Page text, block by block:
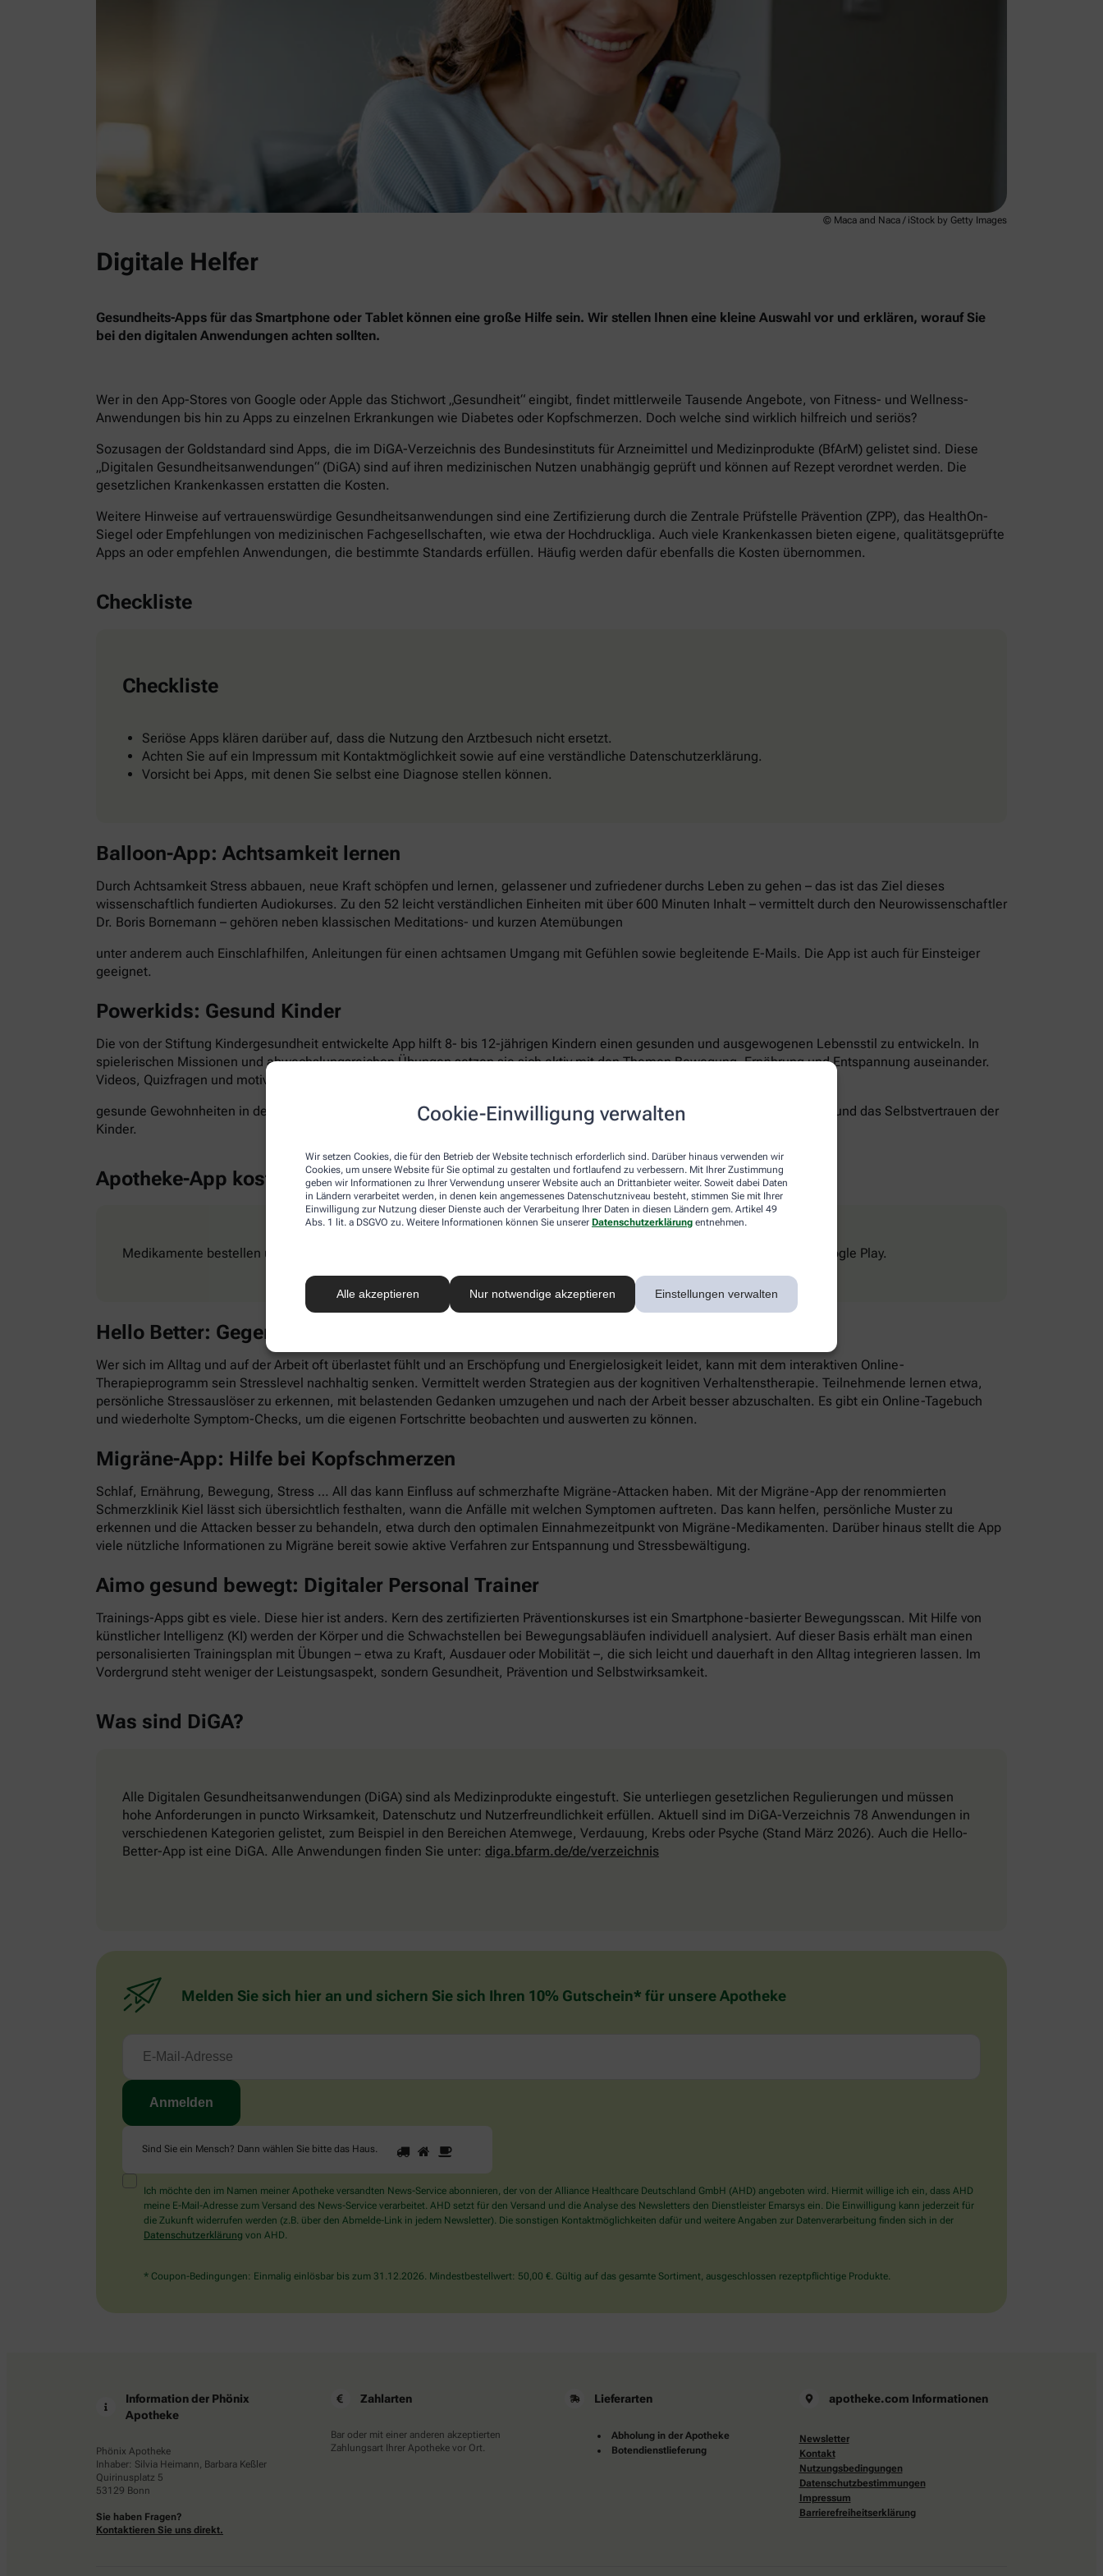
Cookie-Einwilligung verwalten
Wir setzen Cookies, die für den Betrieb der Website technisch erforderlich sind. Darüber hinaus verwenden wir
Cookies, um unsere Website für Sie optimal zu gestalten und fortlaufend zu verbessern. Mit Ihrer Zustimmung
geben wir Informationen zu Ihrer Verwendung unserer Website auch an Drittanbieter weiter. Soweit dabei Daten
in Ländern verarbeitet werden, in denen kein angemessenes Datenschutzniveau besteht, stimmen Sie mit Ihrer
Einwilligung zur Nutzung dieser Dienste auch der Verarbeitung Ihrer Daten in diesen Ländern gem. Artikel 49
Abs. 1 lit. a DSGVO zu. Weitere Informationen können Sie unserer Datenschutzerklärung entnehmen.
Alle akzeptieren Nur notwendige akzeptieren Einstellungen verwalten
© Maca and Naca / iStock by Getty Images
Digitale Helfer
Gesundheits-Apps für das Smartphone oder Tablet können eine große Hilfe sein. Wir stellen Ihnen eine kleine Auswahl vor und erklären, worauf Sie
bei den digitalen Anwendungen achten sollten.
Wer in den App-Stores von Google oder Apple das Stichwort „Gesundheit“ eingibt, findet mittlerweile Tausende Angebote, von Fitness- und Wellness-
Anwendungen bis hin zu Apps zu einzelnen Erkrankungen wie Diabetes oder Kopfschmerzen. Doch welche sind wirklich hilfreich und seriös?
Sozusagen der Goldstandard sind Apps, die im DiGA-Verzeichnis des Bundesinstituts für Arzneimittel und Medizinprodukte (BfArM) gelistet sind. Diese
„Digitalen Gesundheitsanwendungen“ (DiGA) sind auf ihren medizinischen Nutzen unabhängig geprüft und können auf Rezept verordnet werden. Die
gesetzlichen Krankenkassen erstatten die Kosten.
Weitere Hinweise auf vertrauenswürdige Gesundheitsanwendungen sind eine Zertifizierung durch die Zentrale Prüfstelle Prävention (ZPP), das HealthOn-
Siegel oder Empfehlungen von medizinischen Fachgesellschaften, wie etwa der Hochdruckliga. Auch viele Krankenkassen bieten eigene, qualitätsgeprüfte
Apps an oder empfehlen Anwendungen, die bestimmte Standards erfüllen. Häufig werden dafür ebenfalls die Kosten übernommen.
Checkliste
Checkliste
Seriöse Apps klären darüber auf, dass die Nutzung den Arztbesuch nicht ersetzt.
Achten Sie auf ein Impressum mit Kontaktmöglichkeit sowie auf eine verständliche Datenschutzerklärung.
Vorsicht bei Apps, mit denen Sie selbst eine Diagnose stellen können.
Balloon-App: Achtsamkeit lernen
Durch Achtsamkeit Stress abbauen, neue Kraft schöpfen und lernen, gelassener und zufriedener durchs Leben zu gehen – das ist das Ziel dieses
wissenschaftlich fundierten Audiokurses. Zu den 52 leicht verständlichen Einheiten mit über 600 Minuten Inhalt – vermittelt durch den Neurowissenschaftler
Dr. Boris Bornemann – gehören neben klassischen Meditations- und kurzen Atemübungen
unter anderem auch Einschlafhilfen, Anleitungen für einen achtsamen Umgang mit Gefühlen sowie begleitende E-Mails. Die App ist auch für Einsteiger
geeignet.
Powerkids: Gesund Kinder
Die von der Stiftung Kindergesundheit entwickelte App hilft 8- bis 12-jährigen Kindern einen gesunden und ausgewogenen Lebensstil zu entwickeln. In
spielerischen Missionen und abwechslungsreichen Übungen setzen sie sich aktiv mit den Themen Bewegung, Ernährung und Entspannung auseinander.
Videos, Quizfragen und motivierende Aufgaben laden dazu ein, Neues auszuprobieren und
gesunde Gewohnheiten in den Alltag zu integrieren. Gleichzeitig fördert die App die Selbstwahrnehmung, Eigenverantwortung und das Selbstvertrauen der
Kinder.
Apotheke-App kostenlos
Medikamente bestellen und Rezepte ganz einfach digital einlösen: Die apotheke.com-App gibt’s im App Store und bei Google Play.
Hello Better: Gegen Stress & Burnout
Wer sich im Alltag und auf der Arbeit oft überlastet fühlt und an Erschöpfung und Energielosigkeit leidet, kann mit dem interaktiven Online-
Therapieprogramm sein Stresslevel nachhaltig senken. Vermittelt werden Strategien aus der kognitiven Verhaltenstherapie. Teilnehmende lernen etwa,
persönliche Stressauslöser zu erkennen, mit belastenden Gedanken umzugehen und nach der Arbeit besser abzuschalten. Es gibt ein Online-Tagebuch
und wiederholte Symptom-Checks, um die eigenen Fortschritte beobachten und auswerten zu können.
Migräne-App: Hilfe bei Kopfschmerzen
Schlaf, Ernährung, Bewegung, Stress … All das kann Einfluss auf schmerzhafte Migräne-Attacken haben. Mit der Migräne-App der renommierten
Schmerzklinik Kiel lässt sich übersichtlich festhalten, wann die Anfälle mit welchen Symptomen auftreten. Das kann helfen, persönliche Muster zu
erkennen und die Attacken besser zu behandeln, etwa durch den optimalen Einnahmezeitpunkt von Migräne-Medikamenten. Darüber hinaus stellt die App
viele nützliche Informationen zu Migräne bereit sowie aktive Verfahren zur Entspannung und Stressbewältigung.
Aimo gesund bewegt: Digitaler Personal Trainer
Trainings-Apps gibt es viele. Diese hier ist anders. Kern des zertifizierten Präventionskurses ist ein Smartphone-basierter Bewegungsscan. Mit Hilfe von
künstlicher Intelligenz (KI) werden der Körper und die Schwachstellen bei Bewegungsabläufen individuell analysiert. Auf dieser Basis erhält man einen
personalisierten Trainingsplan mit Übungen – etwa zu Kraft, Ausdauer oder Mobilität –, die sich leicht und dauerhaft in den Alltag integrieren lassen. Im
Vordergrund steht weniger der Leistungsaspekt, sondern Gesundheit, Prävention und Selbstwirksamkeit.
Was sind DiGA?
Alle Digitalen Gesundheitsanwendungen (DiGA) sind als Medizinprodukte eingestuft. Sie unterliegen gesetzlichen Regulierungen und müssen
hohe Anforderungen in puncto Wirksamkeit, Datenschutz und Nutzerfreundlichkeit erfüllen. Aktuell sind im DiGA-Verzeichnis 78 Anwendungen in
verschiedenen Kategorien gelistet, zum Beispiel in den Bereichen Atemwege, Verdauung, Krebs oder Psyche (Stand März 2026). Auch die Hello-
Better-App ist eine DiGA. Alle Anwendungen finden Sie unter: diga.bfarm.de/de/verzeichnis
Melden Sie sich hier an und sichern Sie sich Ihren 10% Gutschein* für unsere Apotheke
Sind Sie ein Mensch? Dann wählen Sie bitte das Haus.
Sind
Sie
Mensch?
Dann
wählen
Haus.
1 2
Ich möchte den im Namen meiner Apotheke versandten News-Service abonnieren, der von der Alliance Healthcare Deutschland GmbH (AHD) angeboten wird. Hiermit willige ich ein, dass AHD
meine E-Mail-Adresse zum Versand des News-Service verarbeitet. AHD setzt für den Versand und die Analyse des Newsletters den Dienstleister Emarsys ein. Die Einwilligung kann jederzeit für
die Zukunft widerrufen werden (z.B. über den Abmelde-Link in jedem Newsletter). Die sonstigen Kontaktmöglichkeiten dafür und weitere Angaben zur Datenverarbeitung finden sich in der
Datenschutzerklärung von AHD.
* Coupon-Bedingungen: Einmalig einlösbar bis zum 31.12.2026. Mindestbestellwert: 50,00 €. Gültig auf das gesamte Sortiment, ausgeschlossen rezeptpflichtige Produkte.
Information der Phönix
Apotheke
Phönix Apotheke
Inhaber: Silvia Heimann, Barbara Keßler
Quirinusplatz 5
53129 Bonn
Sie haben Fragen?
Kontaktieren Sie uns direkt.
Zahlarten
Bar oder mit einer anderen akzeptierten
Zahlungsart Ihrer Apotheke vor Ort.
Lieferarten
Abholung in der Apotheke
Botendienstlieferung
apotheke.com Informationen
Newsletter
Kontakt
Nutzungsbedingungen
Datenschutzbestimmungen
Impressum
Barrierefreiheitserklärung